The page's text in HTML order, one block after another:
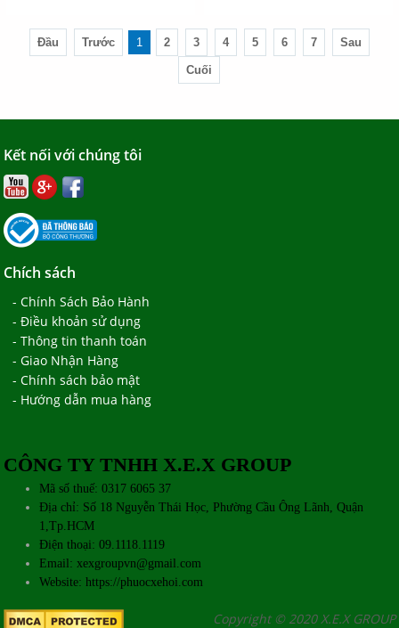
Đầu Trước 1 2 3 4 5 6 7 Sau
Cuối
Kết nối với chúng tôi
Chích sách
- Chính Sách Bảo Hành
- Điều khoản sử dụng
- Thông tin thanh toán
- Giao Nhận Hàng
- Chính sách bảo mật
- Hướng dẫn mua hàng
CÔNG TY TNHH X.E.X GROUP
Mã số thuế: 0317 6065 37
Địa chỉ: Số 18 Nguyễn Thái Học, Phường Cầu Ông Lãnh, Quận
1,Tp.HCM
Điện thoại: 09.1118.1119
Email: xexgroupvn@gmail.com
Website:https://phuocxehoi.com
Copyright © 2020 X.E.X GROUP